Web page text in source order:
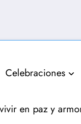
Celebraciones
en paz y